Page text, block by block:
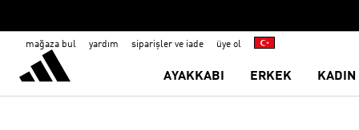
mağaza bul yardım siparişler ve iade üye ol
AYAKKABI ERKEK KADIN